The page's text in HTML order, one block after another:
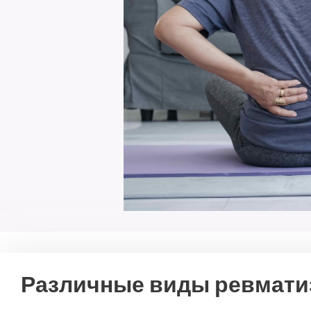
Различные виды